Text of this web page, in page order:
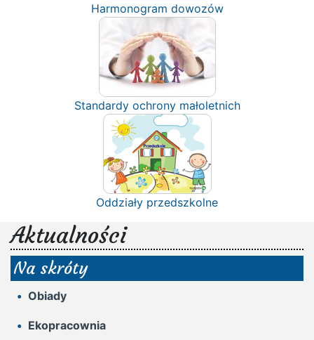
Harmonogram dowozów
Standardy ochrony małoletnich
Oddziały przedszkolne
Aktualności
Na skróty
Obiady
Ekopracownia